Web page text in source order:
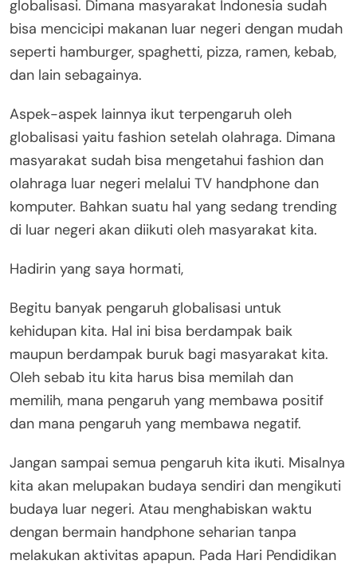
globalisasi. Dimana masyarakat Indonesia sudah
bisa mencicipi makanan luar negeri dengan mudah
seperti hamburger, spaghetti, pizza, ramen, kebab,
dan lain sebagainya.
Aspek-aspek lainnya ikut terpengaruh oleh
globalisasi yaitu fashion setelah olahraga. Dimana
masyarakat sudah bisa mengetahui fashion dan
olahraga luar negeri melalui TV handphone dan
komputer. Bahkan suatu hal yang sedang trending
di luar negeri akan diikuti oleh masyarakat kita.
Hadirin yang saya hormati,
Begitu banyak pengaruh globalisasi untuk
kehidupan kita. Hal ini bisa berdampak baik
maupun berdampak buruk bagi masyarakat kita.
Oleh sebab itu kita harus bisa memilah dan
memilih, mana pengaruh yang membawa positif
dan mana pengaruh yang membawa negatif.
Jangan sampai semua pengaruh kita ikuti. Misalnya
kita akan melupakan budaya sendiri dan mengikuti
budaya luar negeri. Atau menghabiskan waktu
dengan bermain handphone seharian tanpa
melakukan aktivitas apapun. Pada Hari Pendidikan